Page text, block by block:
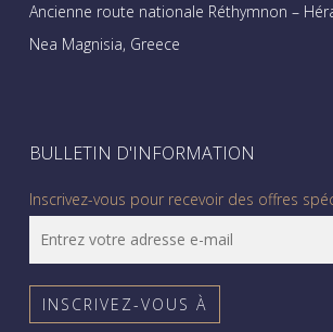
Ancienne route nationale Réthymnon –
Nea Magnisia, Greece
BULLETIN D'INFORMATION
Inscrivez-vous pour recevoir des offres